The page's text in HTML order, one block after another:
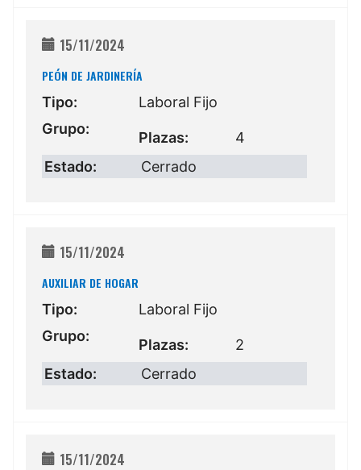
15/11/2024
PEÓN DE JARDINERÍA
Tipo:
Laboral Fijo
Grupo:
Plazas:
4
Estado:
Cerrado
15/11/2024
AUXILIAR DE HOGAR
Tipo:
Laboral Fijo
Grupo:
Plazas:
2
Estado:
Cerrado
15/11/2024